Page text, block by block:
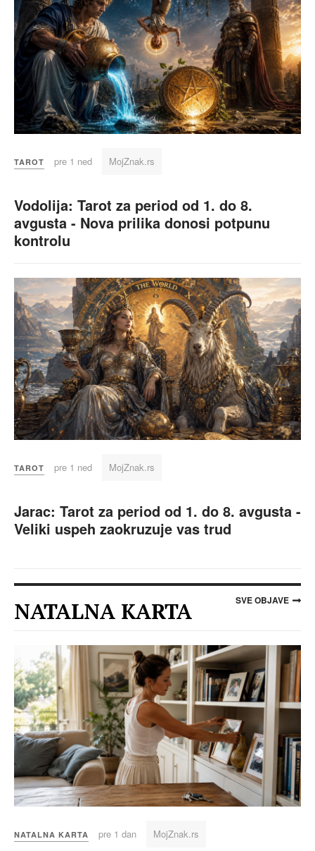
TAROT pre 1 ned MojZnak.rs
Vodolija: Tarot za period od 1. do 8.
avgusta - Nova prilika donosi potpunu
kontrolu
TAROT pre 1 ned MojZnak.rs
Jarac: Tarot za period od 1. do 8. avgusta -
Veliki uspeh zaokruzuje vas trud
NATALNA KARTA SVE OBJAVE
NATALNA KARTA pre 1 dan MojZnak.rs